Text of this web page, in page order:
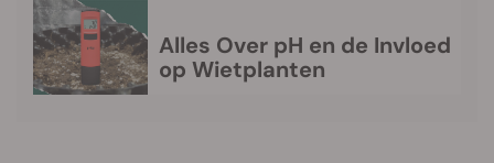
Alles Over pH en de Invloed
op Wietplanten